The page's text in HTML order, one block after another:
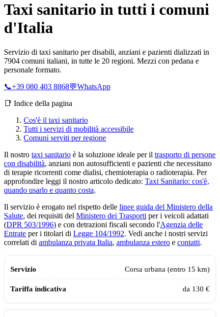
Taxi sanitario in tutti i comuni
d'Italia
Servizio di taxi sanitario per disabili, anziani e pazienti dializzati in
7904 comuni italiani, in tutte le 20 regioni. Mezzi con pedana e
personale formato.
📞+39 080 403 8868💬WhatsApp
📑 Indice della pagina
Cos'è il taxi sanitario
Tutti i servizi di mobilità accessibile
Comuni serviti per regione
Il nostro taxi sanitario è la soluzione ideale per il trasporto di persone
con disabilità, anziani non autosufficienti e pazienti che necessitano
di terapie ricorrenti come dialisi, chemioterapia o radioterapia. Per
approfondire leggi il nostro articolo dedicato: Taxi Sanitario: cos'è,
quando usarlo e quanto costa.
Il servizio è erogato nel rispetto delle linee guida del Ministero della
Salute, dei requisiti del Ministero dei Trasporti per i veicoli adattati
(DPR 503/1996) e con detrazioni fiscali secondo l'Agenzia delle
Entrate per i titolari di Legge 104/1992. Vedi anche i nostri servizi
correlati di ambulanza privata Italia, ambulanza estero e contatti.
Tabella tariffe indicative del taxi sanitario Assistiamo Te in Italia
Servizio
Corsa urbana (entro 15 km)
da 130 €